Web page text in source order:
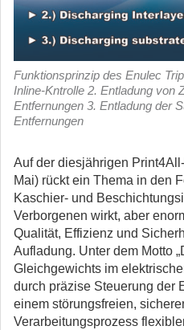
Funktionsprinzip des Enulec
Inline-Kntrolle 2. Entladung von
Entfernungen 3. Entladung der
Entfernungen
Auf der diesjährigen
Mai) rückt ein Thema in den
Kaschier- und
Verborgenen wirkt, aber
Qualität, Effizienz und
Aufladung. Unter dem Motto
Gleichgewichts im
durch präzise Steuerung der
einem störungsfreien,
Verarbeitungsprozess